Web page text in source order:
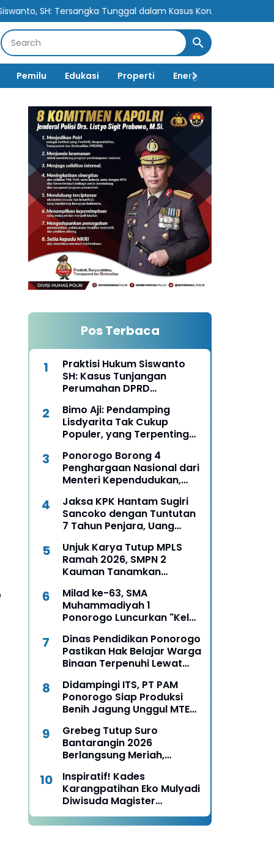
Tunggal dalam Kasus Korupsi Berpotensi Cederai Rasa
Pemilu Edukasi Properti Energi
Pos Terbaca
Praktisi Hukum Siswanto
SH: Kasus Tunjangan
Perumahan DPRD
Terang Benderang
Bimo Aji: Pendamping
Lisdyarita Tak Cukup
Populer, yang Terpenting
Membangun Ponorogo
Ponorogo Borong 4
Penghargaan Nasional dari
Menteri Kependudukan,
Keluarga Berkualitas
Jaksa KPK Hantam Sugiri
Sancoko dengan Tuntutan
7 Tahun Penjara, Uang
Unjuk Karya Tutup MPLS
Ramah 2026, SMPN 2
Kauman Tanamkan
Percaya Diri Siswa Baru
Milad ke-63, SMA
Muhammadiyah 1
Ponorogo Luncurkan "Kelas
Pengusaha Muda
Dinas Pendidikan Ponorogo
Pastikan Hak Belajar Warga
Binaan Terpenuhi Lewat
Kesetaraan
Didampingi ITS, PT PAM
Ponorogo Siap Produksi
Benih Jagung Unggul MTE
Langsung Pesan untuk 13
Ribu Hektare
Grebeg Tutup Suro
Bantarangin 2026
Berlangsung Meriah,
Sejarah dan Budaya
Ponorogo
Inspiratif! Kades
Karangpatihan Eko Mulyadi
Diwisuda Magister
Gaungkan Gagasan